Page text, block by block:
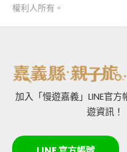
權利人所有。
加入「慢遊嘉義」LINE官
遊資訊！